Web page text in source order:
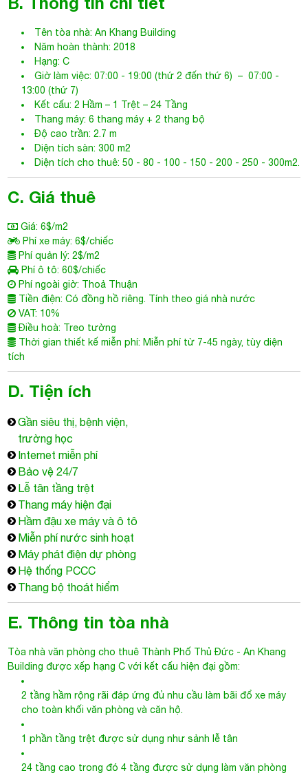
Tên tòa nhà:An Khang Building
Năm hoàn thành: 2018
Hạng: C
Giờ làm việc: 07:00 - 19:00 (thứ 2 đến thứ 6) – 07:00 -
13:00 (thứ 7)
Kết cấu: 2 Hầm – 1 Trệt – 24 Tầng
Thang máy: 6 thang máy + 2 thang bộ
Độ cao trần: 2.7 m
Diện tích sàn: 300 m2
Diện tích cho thuê: 50 - 80 - 100 - 150 - 200 - 250 - 300m2.
C. Giá thuê
Giá: 6$/m2
Phí xe máy: 6$/chiếc
Phí quản lý: 2$/m2
Phí ô tô: 60$/chiếc
Phí ngoài giờ: Thoả Thuận
Tiền điện: Có đồng hồ riêng. Tính theo giá nhà nước
VAT: 10%
Điều hoà: Treo tường
Thời gian thiết kế miễn phí: Miễn phí từ 7-45 ngày, tùy diện
tích
D. Tiện ích
Gần siêu thị, bệnh viện,
trường học
Internet miễn phí
Bảo vệ 24/7
Lễ tân tầng trệt
Thang máy hiện đại
Hầm đậu xe máy và ô tô
Miễn phí nước sinh hoạt
Máy phát điện dự phòng
Hệ thống PCCC
Thang bộ thoát hiểm
E. Thông tin tòa nhà
Tòa nhà văn phòng cho thuê Thành Phố Thủ Đức - An Khang
Building được xếp hạng C với kết cấu hiện đại gồm:
2 tầng hầm rộng rãi đáp ứng đủ nhu cầu làm bãi đổ xe máy
cho toàn khối văn phòng và căn hộ.
1 phần tầng trệt được sử dụng như sảnh lễ tân
24 tầng cao trong đó 4 tầng được sử dụng làm văn phòng